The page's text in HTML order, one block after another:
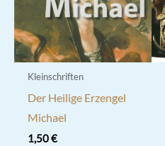
Produktseite
gewählt
werden
Kleinschriften
Der Heilige Erzengel
Michael
1,50€